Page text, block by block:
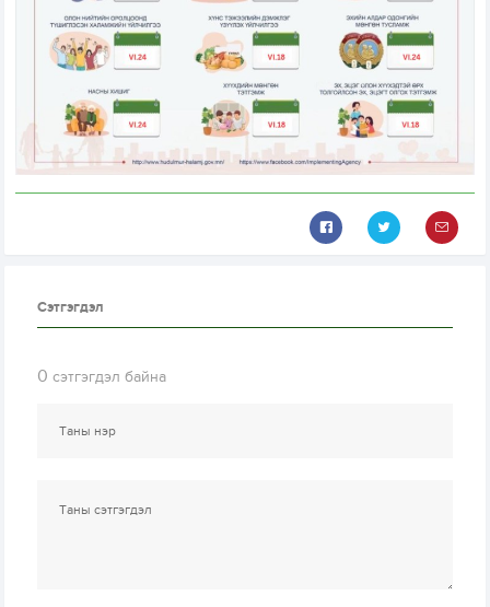
Сэтгэгдэл
0 сэтгэгдэл байна